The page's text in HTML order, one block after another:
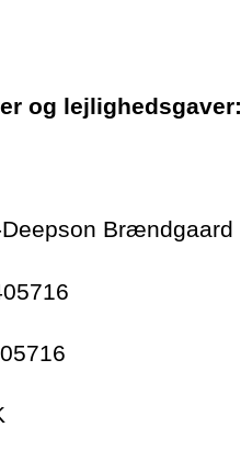
og lejlighedsgaver:
Brændgaard